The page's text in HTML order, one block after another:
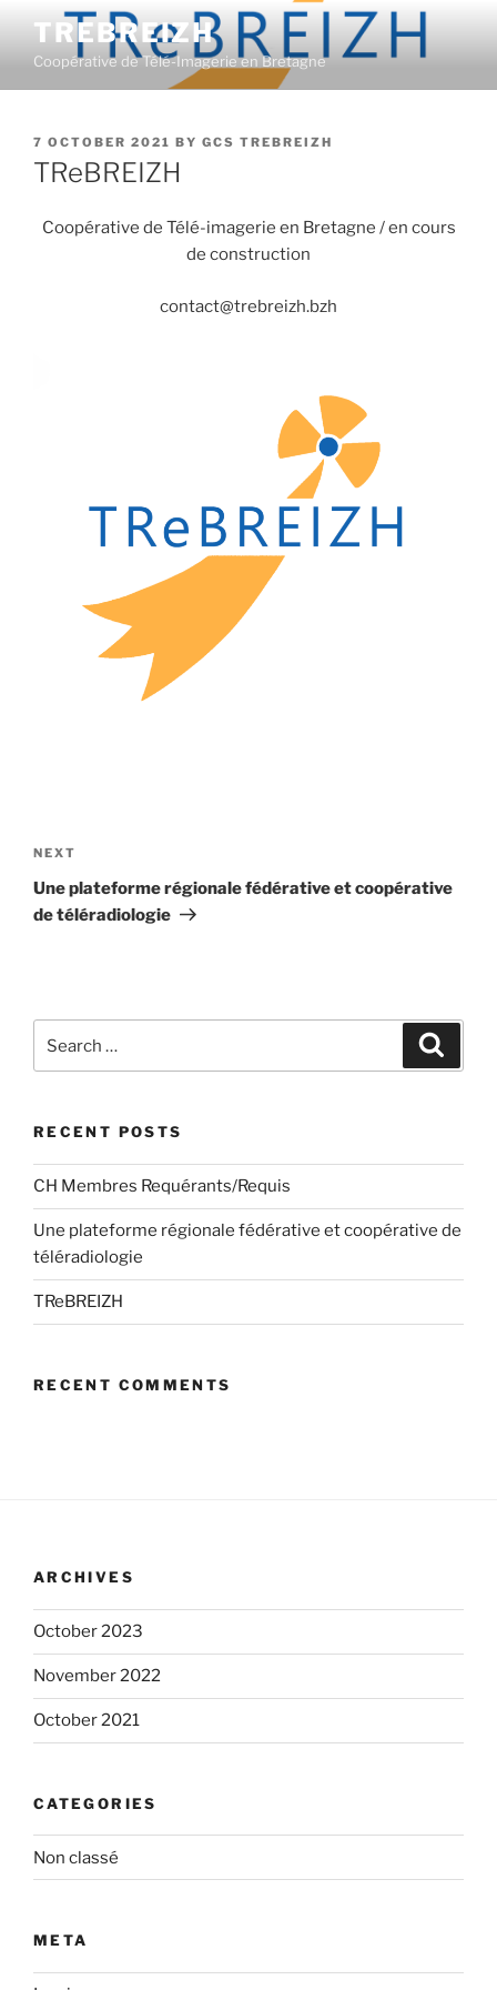
content
TREBREIZH
Coopérative de Télé-Imagerie en Bretagne
POSTED
ON
7 OCTOBER 2021 BY GCS TREBREIZH
TReBREIZH
Coopérative de Télé-imagerie en Bretagne / en cours
de construction
contact@trebreizh.bzh
navigation
Next
Post
NEXT
Une plateforme régionale fédérative et coopérative
de téléradiologie
for:
RECENT POSTS
CH Membres Requérants/Requis
Une plateforme régionale fédérative et coopérative de
téléradiologie
TReBREIZH
RECENT COMMENTS
ARCHIVES
October 2023
November 2022
October 2021
CATEGORIES
Non classé
META